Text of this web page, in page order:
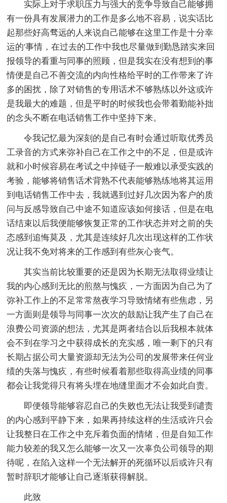
实际上对于求职压力与强大的竞争导致自己能够拥
有一份具有发展潜力的工作是多么地不容易，说实话比
起那些好高骛远的人来说自己能够在这里工作是十分幸
运的'事情，在过去的工作中我也尽量做到勤恳踏实来回
报领导的看重与同事的照顾，但是我实在没有想到的事
情便是自己不善交流的内向性格给平时的工作带来了许
多的困扰，除了对销售的专用话术不够熟练以外这或许
是我最大的难题，但是平时的时候我也会带着勤能补拙
的念头不断在电话销售工作中坚持下来。
令我记忆最为深刻的是自己有时会通过听取优秀员
工录音的方式来弥补自己在工作之中的不足，但是或许
就和小时候容易在考试之中掉链子一般难以承受实践的
考验，能够将销售话术背熟不代表能够熟练地将其运用
到电话销售工作中去，我就遇到过好几次因为客户的质
问与反感导致自己中途不知道应该如何接话，但是在电
话结束以后我便能够恢复正常的工作状态并对之前的失
态感到追悔莫及，尤其是连续好几次出现这样的工作状
况让我不免对将来的工作感到有些灰心丧气。
其实当前比较重要的还是因为长期无法取得业绩让
我的内心感到无比的煎熬与愧疚，一方面因为自己为了
弥补工作上的不足常常熬夜学习导致情绪有些焦虑，另
一方面则是领导与同事一次次的鼓励让我产生了自己在
浪费公司资源的想法，尤其是两者结合以后我根本就体
会不到在学习之中获得成长的充实感，唯一剩下的只有
长期占据公司大量资源却无法为公司的发展带来任何业
绩的失落与愧疚，有些时候看着那些取得高业绩的同事
都会让我觉得只有将头埋在地缝里面才不会如此自责。
即便领导能够容忍自己的失败也无法让我受到谴责
的内心感到平静下来，如果再持续这样的生活或许只会
让我整日在工作之中充斥着负面的情绪，但是自知工作
能力较差的我又怎么能够一次又一次辜负公司领导的期
待呢，在陷入这样一个无法解开的死循环以后或许只有
暂时辞职才能够让自己逐渐获得解脱。
此致